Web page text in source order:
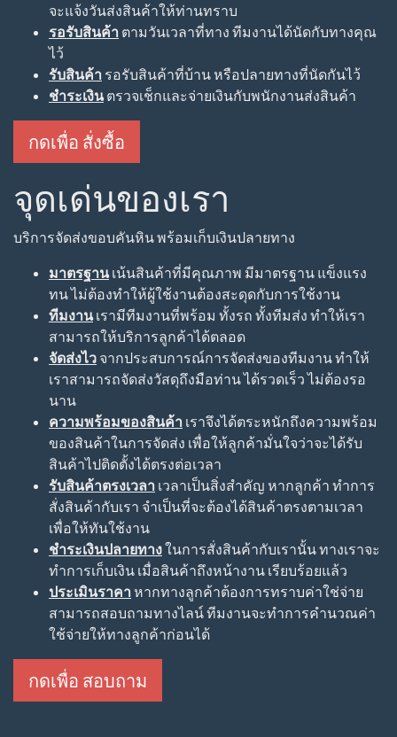
จะแจ้งวันส่งสินค้าให้ท่านทราบ
รอรับสินค้า ตามวันเวลาที่ทาง ทีมงานได้นัดกับทางคุณ
ไว้
รับสินค้า รอรับสินค้าที่บ้าน หรือปลายทางที่นัดกันไว้
ชำระเงินตรวจเช็กและจ่ายเงินกับพนักงานส่งสินค้า
กดเพื่อ สั่งซื้อ
จุดเด่นของเรา
บริการจัดส่งขอบคันหิน พร้อมเก็บเงินปลายทาง
มาตรฐานเน้นสินค้าที่มีคุณภาพ มีมาตรฐาน แข็งแรง
ทน ไม่ต้องทำให้ผู้ใช้งานต้องสะดุดกับการใช้งาน
ทีมงานเรามีทีมงานที่พร้อม ทั้งรถ ทั้งทีมส่ง ทำให้เรา
สามารถให้บริการลูกค้าได้ตลอด
จัดส่งไว จากประสบการณ์การจัดส่งของทีมงาน ทำให้
เราสามารถจัดส่งวัสดุถึงมือท่าน ได้รวดเร็ว ไม่ต้องรอ
นาน
ความพร้อมของสินค้า เราจึงได้ตระหนักถึงความพร้อม
ของสินค้าในการจัดส่ง เพื่อให้ลูกค้ามั่นใจว่าจะได้รับ
สินค้าไปติดตั้งได้ตรงต่อเวลา
รับสินค้าตรงเวลา เวลาเป็นสิ่งสำคัญ หากลูกค้า ทำการ
สั่งสินค้ากับเรา จำเป็นที่จะต้องได้สินค้าตรงตามเวลา
เพื่อให้ทันใช้งาน
ชำระเงินปลายทางในการสั่งสินค้ากับเรานั้น ทางเราจะ
ทำการเก็บเงิน เมื่อสินค้าถึงหน้างาน เรียบร้อยแล้ว
ประเมินราคา หากทางลูกค้าต้องการทราบค่าใช่จ่าย
สามารถสอบถามทางไลน์ ทีมงานจะทำการคำนวณค่า
ใช้จ่ายให้ทางลูกค้าก่อนได้
กดเพื่อ สอบถาม